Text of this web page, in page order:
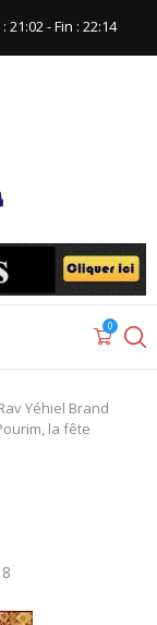
- Fin : ‪22:14‬
0
Yéhiel Brand
la fête